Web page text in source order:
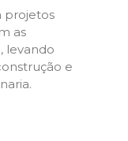
projetos
as
levando
e